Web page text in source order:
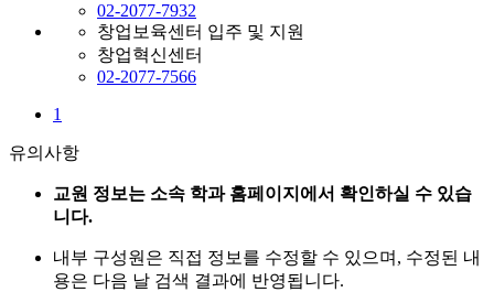
02-2077-7932
창업보육센터 입주 및 지원
창업혁신센터
02-2077-7566
1
유의사항
교원 정보는 소속 학과 홈페이지에서 확인하실 수 있습
니다.
내부 구성원은 직접 정보를 수정할 수 있으며, 수정된 내
용은 다음 날 검색 결과에 반영됩니다.